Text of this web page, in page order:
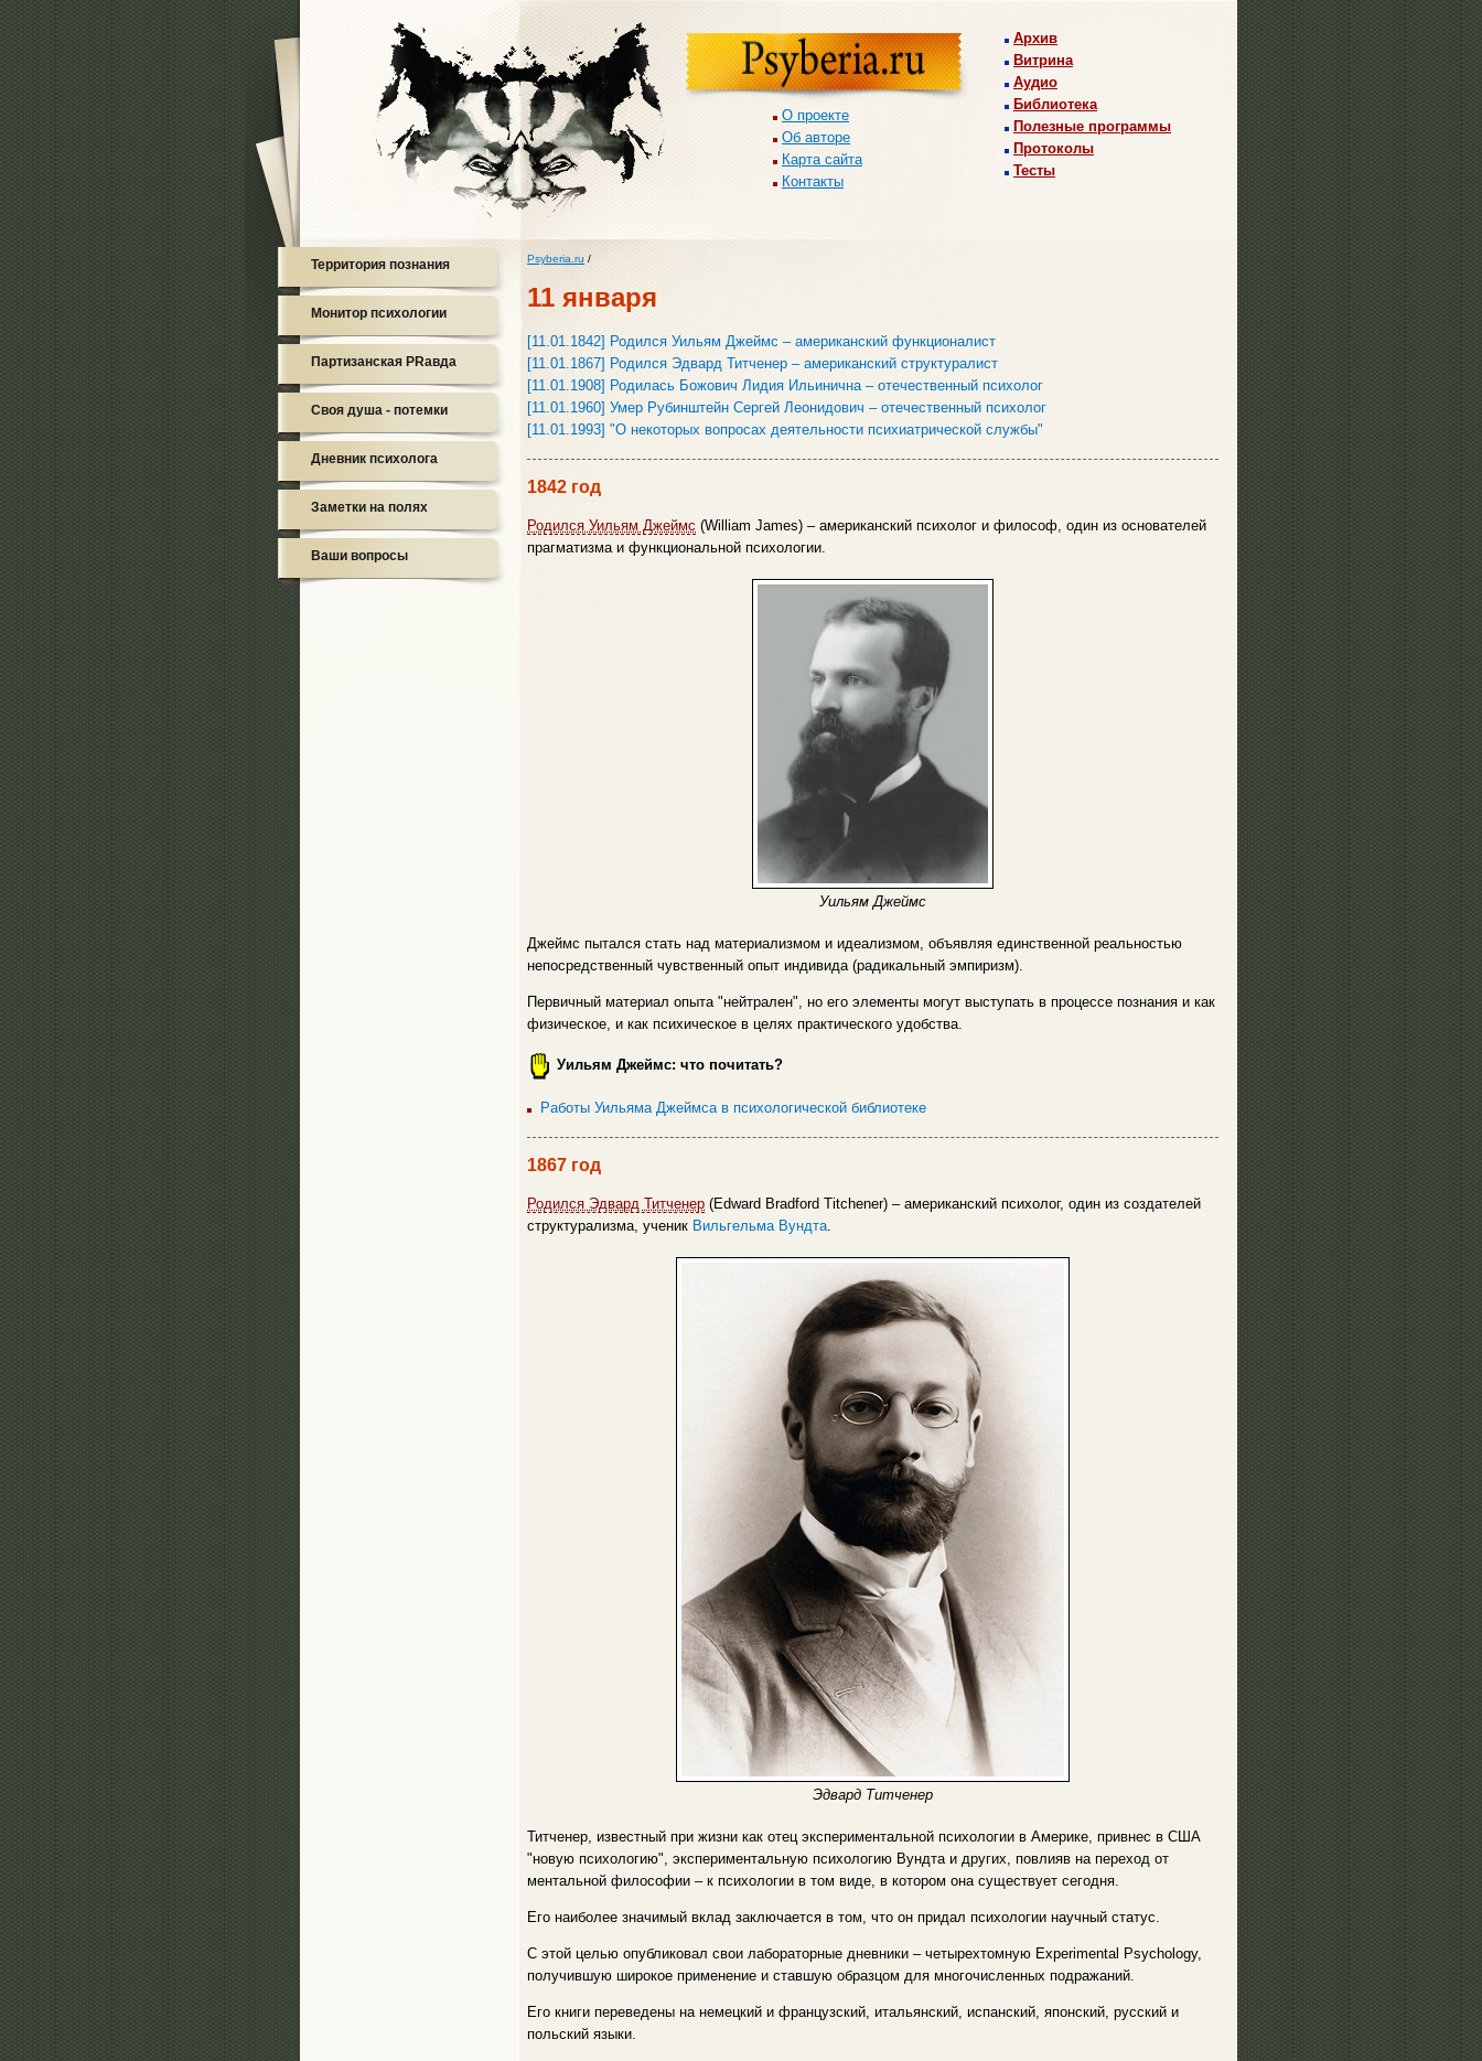
О проекте
Об авторе
Карта сайта
Контакты
Архив
Витрина
Аудио
Библиотека
Полезные программы
Протоколы
Тесты
Территория познания
Монитор психологии
Партизанская PRавда
Своя душа - потемки
Дневник психолога
Заметки на полях
Ваши вопросы
Psyberia.ru /
11 января
[11.01.1842] Родился Уильям Джеймс – американский функционалист
[11.01.1867] Родился Эдвард Титченер – американский структуралист
[11.01.1908] Родилась Божович Лидия Ильинична – отечественный психолог
[11.01.1960] Умер Рубинштейн Сергей Леонидович – отечественный психолог
[11.01.1993] "О некоторых вопросах деятельности психиатрической службы"
1842 год
Родился Уильям Джеймс (William James) – американский психолог и философ, один из основателей
прагматизма и функциональной психологии.
Уильям Джеймс
Джеймс пытался стать над материализмом и идеализмом, объявляя единственной реальностью
непосредственный чувственный опыт индивида (радикальный эмпиризм).
Первичный материал опыта "нейтрален", но его элементы могут выступать в процессе познания и как
физическое, и как психическое в целях практического удобства.
Уильям Джеймс: что почитать?
Работы Уильяма Джеймса в психологической библиотеке
1867 год
Родился Эдвард Титченер (Edward Bradford Titchener) – американский психолог, один из создателей
структурализма, ученик Вильгельма Вундта.
Эдвард Титченер
Титченер, известный при жизни как отец экспериментальной психологии в Америке, привнес в США
"новую психологию", экспериментальную психологию Вундта и других, повлияв на переход от
ментальной философии – к психологии в том виде, в котором она существует сегодня.
Его наиболее значимый вклад заключается в том, что он придал психологии научный статус.
С этой целью опубликовал свои лабораторные дневники – четырехтомную Experimental Psychology,
получившую широкое применение и ставшую образцом для многочисленных подражаний.
Его книги переведены на немецкий и французский, итальянский, испанский, японский, русский и
польский языки.